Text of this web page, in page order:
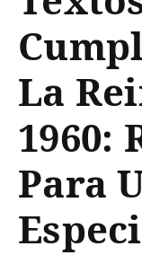
La
1960:
Para